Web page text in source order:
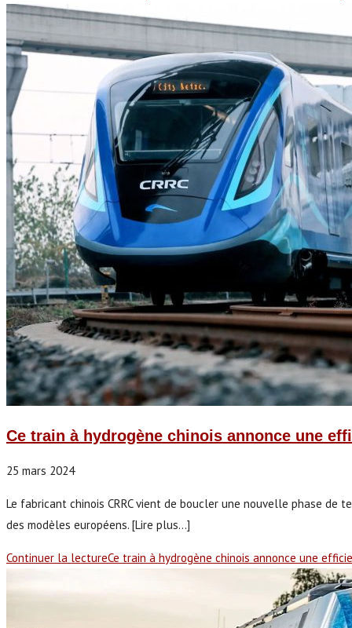
Ce train à hydrogène chinois annonce une
25 mars 2024
Le fabricant chinois CRRC vient de boucler une nouvelle phase
des modèles européens. [Lire plus...]
Continuer la lectureCe train à hydrogène chinois annonce une